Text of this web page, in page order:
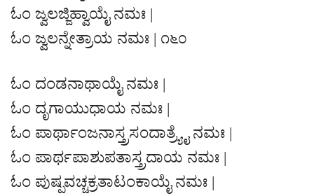
ಓಂ ಜ್ವಲಜ್ಜಿಹ್ವಾಯೈ ನಮಃ |
ಓಂ ಜ್ವಲನ್ನೇತ್ರಾಯ ನಮಃ | ೧೬೦
ಓಂ ದಂಡನಾಥಾಯೈ ನಮಃ |
ಓಂ ದೃಗಾಯುಧಾಯ ನಮಃ |
ಓಂ ಪಾರ್ಥಾಂಜನಾಸ್ತ್ರಸಂದಾತ್ರ್ಯೈ ನಮಃ |
ಓಂ ಪಾರ್ಥಪಾಶುಪತಾಸ್ತ್ರದಾಯ ನಮಃ |
ಓಂ ಪುಷ್ಪವಚ್ಚಕ್ರತಾಟಂಕಾಯೈ ನಮಃ |